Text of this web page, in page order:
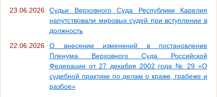
23.06.2026
Судьи Верховного Суда Республики Карелия
напутствовали мировых судей при вступлении в
должность
22.06.2026
О внесении изменений в постановление
Пленума Верховного Суда Российской
Федерации от 27 декабря 2002 года № 29 «О
судебной практике по делам о краже, грабеже и
разбое»